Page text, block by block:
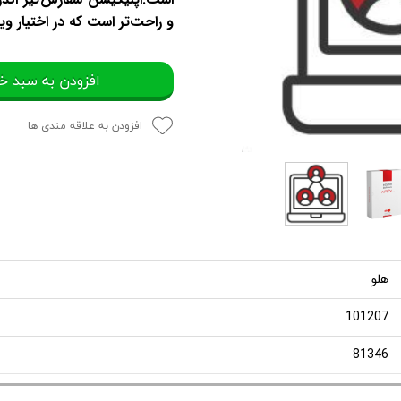
و راحت‌تر است که در اختیار
افزودن به سبد
افزودن به علاقه مندی ها
هلو
101207
81346